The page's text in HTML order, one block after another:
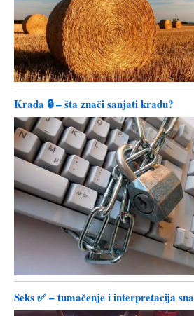
Krađa 🔒 – šta znači sanjati krađu?
Seks ✅ – tumačenje i interpretacija sna